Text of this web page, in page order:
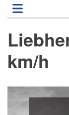
Direkt
zum
km/h